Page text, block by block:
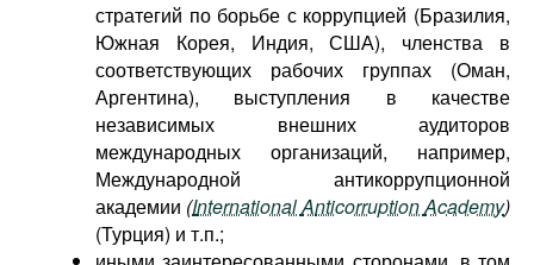
стратегий по борьбе с коррупцией (Бразилия,
Южная Корея, Индия, США), членства в
соответствующих рабочих группах (Оман,
Аргентина), выступления в качестве
независимых внешних аудиторов
международных организаций, например,
Международной антикоррупционной
академии (InternationalAnticorruptionAcademy)
(Турция) и т.п.;